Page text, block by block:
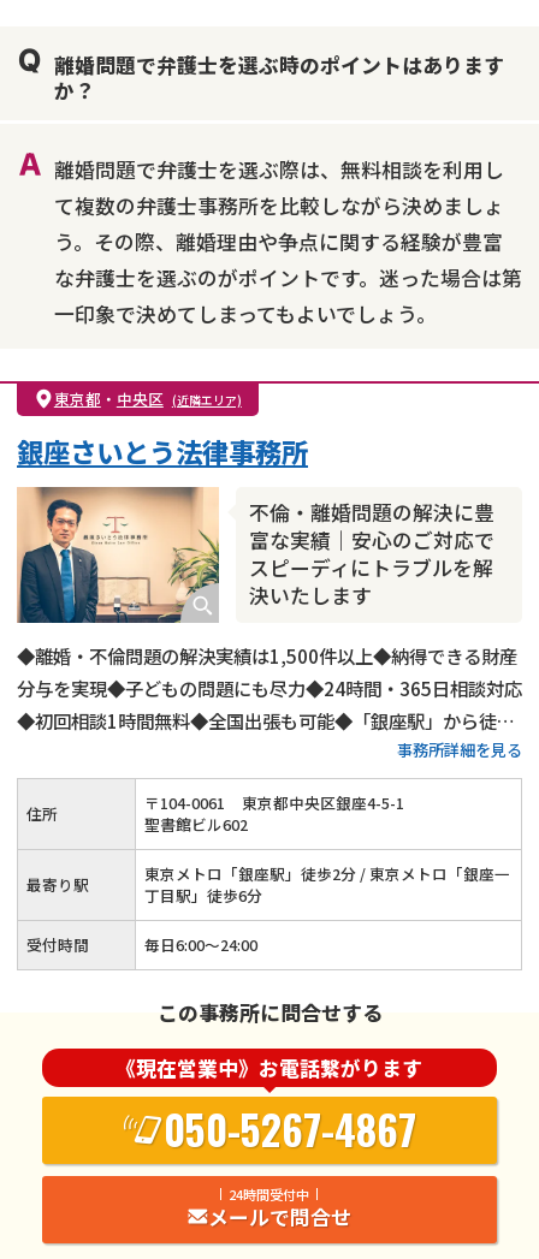
不貞・不倫慰謝料請求
国際離婚
養育費問題
財産分与
離婚問題で弁護士を選ぶ時のポイントはあります
か？
離婚問題で弁護士を選ぶ際は、無料相談を利用し
て複数の弁護士事務所を比較しながら決めましょ
う。その際、離婚理由や争点に関する経験が豊富
な弁護士を選ぶのがポイントです。迷った場合は第
一印象で決めてしまってもよいでしょう。
東京都 ・ 中央区 (近隣エリア)
不倫・離婚問題の解決に豊
富な実績｜安心のご対応で
スピーディにトラブルを解
決いたします
銀座さいとう法律事務所
◆離婚・不倫問題の解決実績は1,500件以上◆納得できる財産
分与を実現◆子どもの問題にも尽力◆24時間・365日相談対応
◆初回相談1時間無料◆全国出張も可能◆「銀座駅」から徒歩
事務所詳細を見る
住所 〒104-0061
東京都中央区銀座4-5-1
聖書館ビル602
最寄り駅
東京メトロ「銀座駅」徒歩2分 / 東京メトロ「銀座一
丁目駅」徒歩6分
受付時間 毎日6:00～24:00
この事務所に問合せする
《現在営業中》お電話繋がります
050-5267-4867
24時間受付中
メールで問合せ